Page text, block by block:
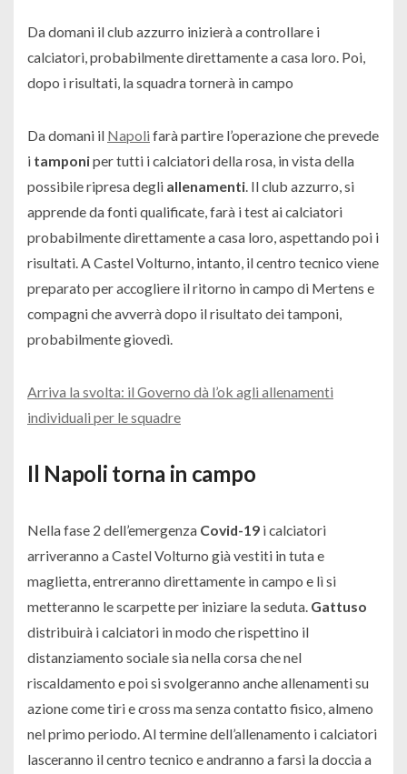
Da domani il club azzurro inizierà a controllare i
calciatori, probabilmente direttamente a casa loro. Poi,
dopo i risultati, la squadra tornerà in campo
Da domani il Napoli farà partire l’operazione che prevede
i tamponiper tutti i calciatori della rosa, in vista della
possibile ripresa degli allenamenti . Il club azzurro, si
apprende da fonti qualificate, farà i test ai calciatori
probabilmente direttamente a casa loro, aspettando poi i
risultati. A Castel Volturno, intanto, il centro tecnico viene
preparato per accogliere il ritorno in campo di Mertens e
compagni che avverrà dopo il risultato dei tamponi,
probabilmente giovedì.
Arriva la svolta: il Governo dà l’ok agli allenamenti
individuali per le squadre
Il Napoli torna in campo
Nella fase 2 dell’emergenza Covid-19 i calciatori
arriveranno a Castel Volturno già vestiti in tuta e
maglietta, entreranno direttamente in campo e lì si
metteranno le scarpette per iniziare la seduta. Gattuso
distribuirà i calciatori in modo che rispettino il
distanziamento sociale sia nella corsa che nel
riscaldamento e poi si svolgeranno anche allenamenti su
azione come tiri e cross ma senza contatto fisico, almeno
nel primo periodo. Al termine dell’allenamento i calciatori
lasceranno il centro tecnico e andranno a farsi la doccia a